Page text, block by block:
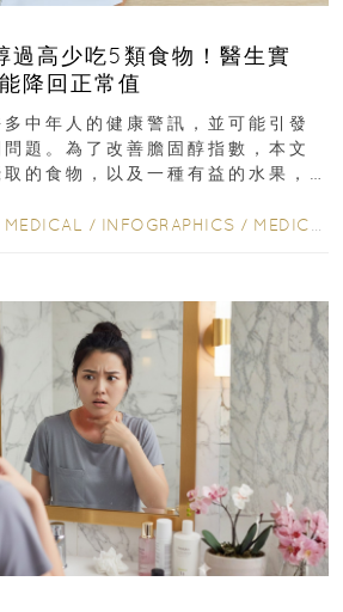
過高少吃5類食物！醫生實
降回正常值
中年人的健康警訊，並可能引發
題。為了改善膽固醇指數，本文
的食物，以及一種有益的水果，
MEDICAL / INFOGRAPHICS / MEDICAL